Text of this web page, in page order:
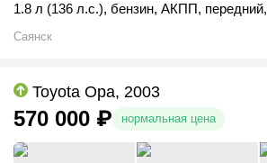
1.8 л (136 л.с.), бензин, АКПП, передний,
Саянск
Toyota Opa, 2003
570 000 ₽ нормальная цена